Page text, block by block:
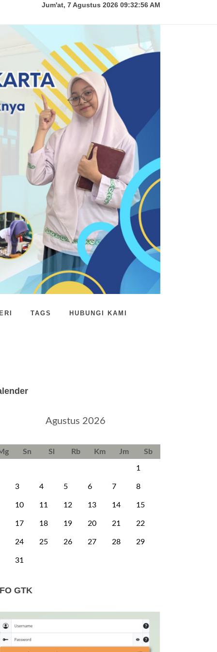
Jum'at, 7 Agustus 2026 09:32:57 AM
TAGS HUBUNGI KAMI
Agustus 2026
Sn Sl Rb Km Jm Sb
1
3 4 5 6 7 8
10 11 12 13 14 15
17 18 19 20 21 22
24 25 26 27 28 29
31
GTK